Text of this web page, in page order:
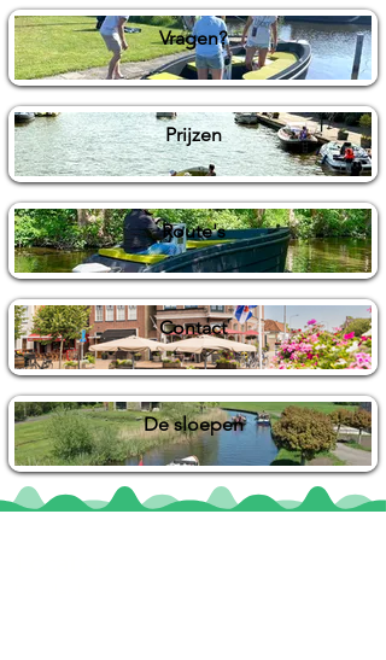
Vragen?
Prijzen
Route's
Contact
De sloepen